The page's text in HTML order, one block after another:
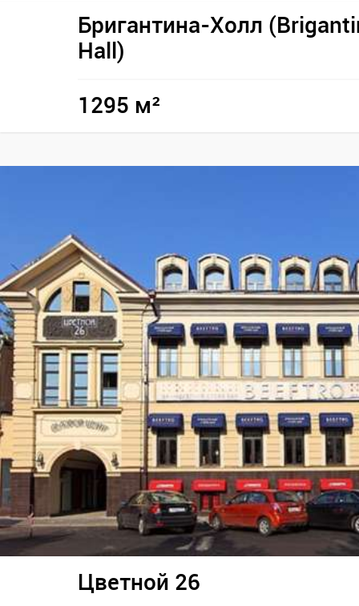
Бригантина-Холл
Hall)
1295 м²
Цветной 26